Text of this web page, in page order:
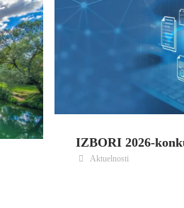
IZBORI 2026-
Aktuelnosti